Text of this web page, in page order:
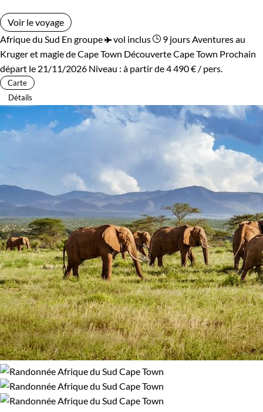
Voir le voyage
Afrique du Sud En groupe vol inclus 9 jours Aventures au
Kruger et magie de Cape Town Découverte Cape Town Prochain
départ le 21/11/2026 Niveau : à partir de4 490 € / pers.
Carte
Détails